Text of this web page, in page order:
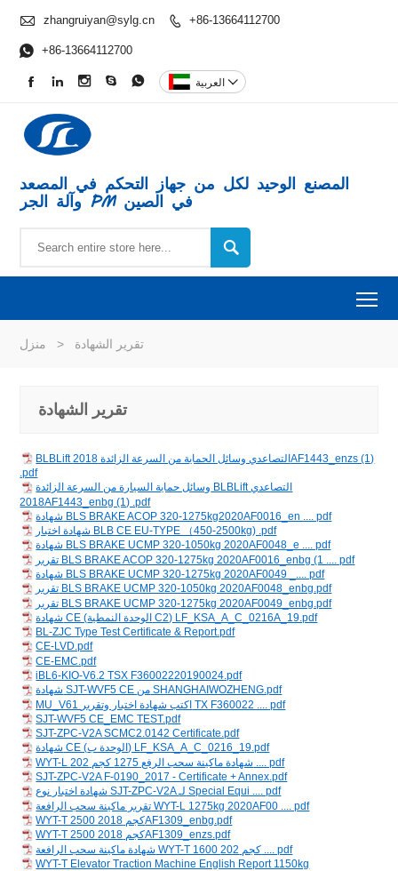
 zhangruiyan@sylg.cn  +86-13664112700
 +86-13664112700
     العربية 
المصنع الوحيد لكل من جهاز التحكم في المصعد
وآلة الجر PM في الصين

منزل > تقرير الشهادة
تقرير الشهادة
BLBLift التصاعدي وسائل الحماية من السرعة الزائدة 2018AF1443_enzs (1)
.pdf
وسائل حماية السيارة من السرعة الزائدة BLBLift التصاعدي
2018AF1443_enbg (1) .pdf
شهادة BLS BRAKE ACOP 320-1275kg2020AF0016_en .... pdf
شهادة اختبار BLB CE EU-TYPE （450-2500kg) .pdf
شهادة BLS BRAKE UCMP 320-1050kg 2020AF0048_e .... pdf
تقرير BLS BRAKE ACOP 320-1275kg 2020AF0016_enbg (1 .... pdf
شهادة BLS BRAKE UCMP 320-1275kg 2020AF0049 _.... pdf
تقرير BLS BRAKE UCMP 320-1050kg 2020AF0048_enbg.pdf
تقرير BLS BRAKE UCMP 320-1275kg 2020AF0049_enbg.pdf
شهادة CE (الوحدة النمطية C2) LF_KSA_A_C_0216A_19.pdf
BL-ZJC Type Test Certificate & Report.pdf
CE-LVD.pdf
CE-EMC.pdf
iBL6-KIO-V6.2 TSX F36002220190024.pdf
شهادة SJT-WVF5 CE من SHANGHAIWOZHENG.pdf
MU_V61 اكتب شهادة اختبار وتقرير TX F360022 .... pdf
SJT-WVF5 CE_EMC TEST.pdf
SJT-ZPC-V2A SCMC2.0142 Certificate.pdf
شهادة CE (الوحدة ب) LF_KSA_A_C_0216_19.pdf
WYT-L شهادة ماكينة سحب الرفع 1275 كجم 202 .... pdf
SJT-ZPC-V2A F-0190_2017 - Certificate + Annex.pdf
شهادة اختبار نوع SJT-ZPC-V2A لـ Special Equi .... pdf
تقرير ماكينة سحب الرافعة WYT-L 1275kg 2020AF00 .... pdf
WYT-T 2500 كجم 2018AF1309_enbg.pdf
WYT-T 2500 كجم 2018AF1309_enzs.pdf
شهادة ماكينة سحب الرافعة WYT-T 1600 كجم 202 .... pdf
WYT-T Elevator Traction Machine English Report 1150kg